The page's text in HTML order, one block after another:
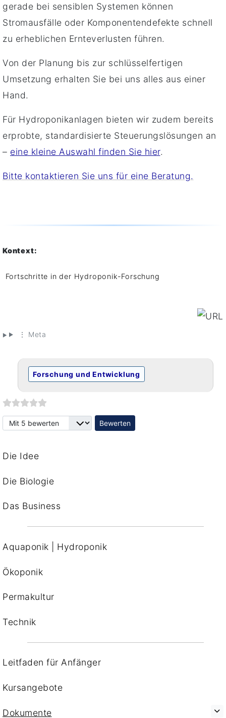
Die Idee
Die Biologie
Das Business
Aquaponik | Hydroponik
Ökoponik
Permakultur
Technik
Leitfaden für Anfänger
Kursangebote
Dokumente
gerade bei sensiblen Systemen können
Stromausfälle oder Komponentendefekte schnell
zu erheblichen Ernteverlusten führen.
Von der Planung bis zur schlüsselfertigen
Umsetzung erhalten Sie bei uns alles aus einer
Hand.
Für Hydroponikanlagen bieten wir zudem bereits
erprobte, standardisierte Steuerungslösungen an
– eine kleine Auswahl finden Sie hier.
Bitte kontaktieren Sie uns für eine Beratung.
Kontext:
Fortschritte in der Hydroponik-Forschung
⋮ Meta
Forschung und Entwicklung
Bitte bewerten